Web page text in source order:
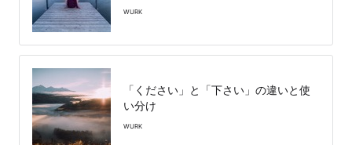
WURK
「ください」と「下さい」の違いと使
い分け
WURK